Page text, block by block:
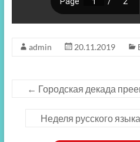
admin 20.11.2019
← Городская декада
Неделя русского